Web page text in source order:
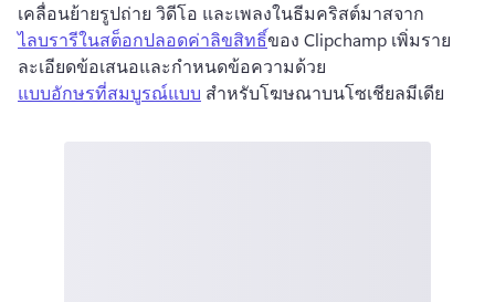
เคลื่อนย้ายรูปถ่าย วิดีโอ และเพลงในธีมคริสต์มาสจาก
ไลบรารีในสต็อกปลอดค่าลิขสิทธิ์ของ Clipchamp เพิ่มราย
ละเอียดข้อเสนอและกําหนดข้อความด้วย
แบบอักษรที่สมบูรณ์แบบ สําหรับโฆษณาบนโซเชียลมีเดีย